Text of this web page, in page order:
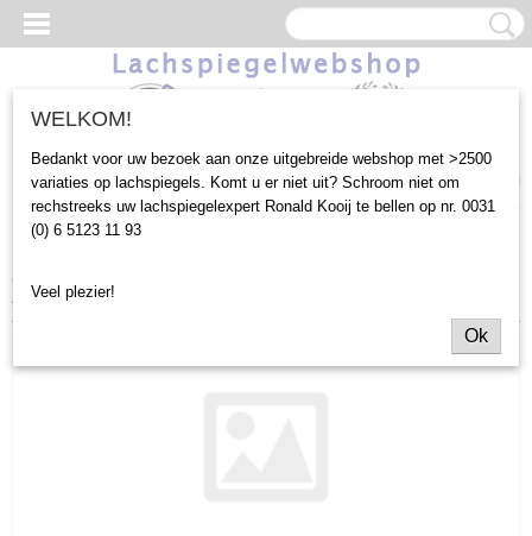
Inloggen Registreren
UW WINKELWAGEN
Geen producten
zwart (KJH109-4)
WELKOM!
Bedankt voor uw bezoek aan onze uitgebreide webshop met >2500
variaties op lachspiegels. Komt u er niet uit? Schroom niet om
rechstreeks uw lachspiegelexpert Ronald Kooij te bellen op nr. 0031
(0) 6 5123 11 93
Veel plezier!
Ok